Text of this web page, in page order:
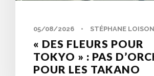
05/08/2026 • STÉPHANE LOISON
« DES FLEURS POUR
TOKYO » : PAS
POUR LES TAKANO